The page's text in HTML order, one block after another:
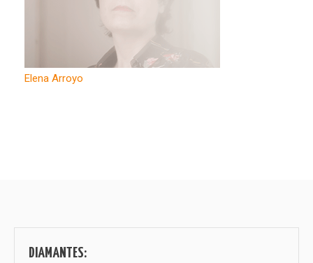
Elena Arroyo
DIAMANTES: